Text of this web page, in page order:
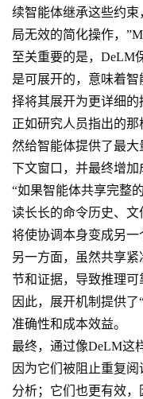
续智能体继承这些约
局无效的简化操作，
至关重要的是，DeLM
是可展开的，意味着
择将其展开为更详细的
正如研究人员指出的
然给智能体提供了最
下文窗口，并最终增加
“如果智能体共享完整
读长长的命令历史、
将使协调本身变成另一
另一方面，虽然共享
节和证据，导致推理可
因此，展开机制提供
准确性和成本效益。
最终，通过像DeLM这
因为它们被阻止重复
分析；它们也更有效